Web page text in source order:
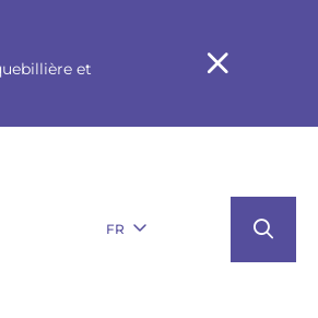
et
FR